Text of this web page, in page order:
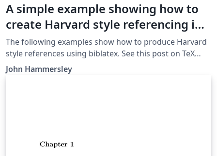
A simple example showing how to
create Harvard style referencing in
LaTeX
The following examples show how to produce Harvard
style references using biblatex. See this post on TeX
StackExchange for further discussion on the Harvard
referencing style, and this post for more details on
John Hammersley